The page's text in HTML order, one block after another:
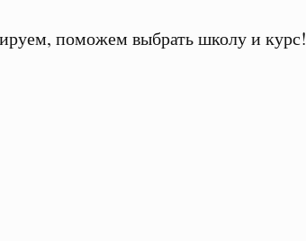
поможем выбрать школу и курс!